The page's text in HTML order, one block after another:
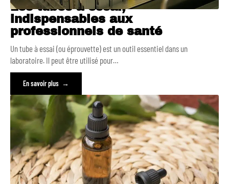
Les tubes à essai,
indispensables aux
professionnels de santé
Un tube à essai (ou éprouvette) est un outil essentiel dans un
laboratoire. Il peut être utilisé pour…
En savoir plus